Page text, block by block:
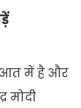
में है और
मोदी